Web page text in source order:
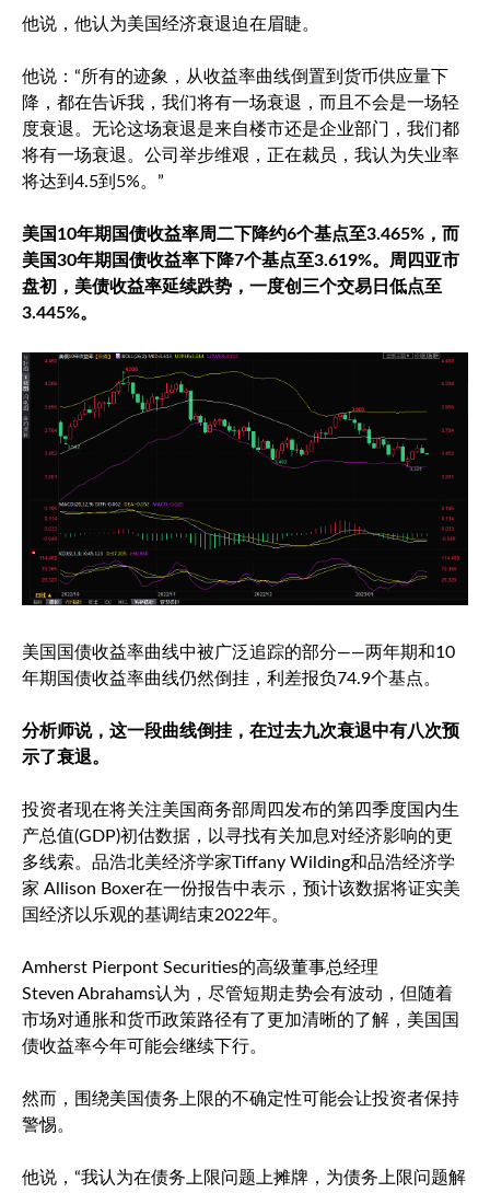
他说，他认为美国经济衰退迫在眉睫。
他说：“所有的迹象，从收益率曲线倒置到货币供应量下
降，都在告诉我，我们将有一场衰退，而且不会是一场轻
度衰退。无论这场衰退是来自楼市还是企业部门，我们都
将有一场衰退。公司举步维艰，正在裁员，我认为失业率
将达到4.5到5%。”
美国10年期国债收益率周二下降约6个基点至3.465%，而
美国30年期国债收益率下降7个基点至3.619%。周四亚市
盘初，美债收益率延续跌势，一度创三个交易日低点至
3.445%。
美国国债收益率曲线中被广泛追踪的部分——两年期和10
年期国债收益率曲线仍然倒挂，利差报负74.9个基点。
分析师说，这一段曲线倒挂，在过去九次衰退中有八次预
示了衰退。
投资者现在将关注美国商务部周四发布的第四季度国内生
产总值(GDP)初估数据，以寻找有关加息对经济影响的更
多线索。品浩北美经济学家Tiffany Wilding和品浩经济学
家 Allison Boxer在一份报告中表示，预计该数据将证实美
国经济以乐观的基调结束2022年。
Amherst Pierpont Securities的高级董事总经理
Steven Abrahams认为，尽管短期走势会有波动，但随着
市场对通胀和货币政策路径有了更加清晰的了解，美国国
债收益率今年可能会继续下行。
然而，围绕美国债务上限的不确定性可能会让投资者保持
警惕。
他说，“我认为在债务上限问题上摊牌，为债务上限问题解